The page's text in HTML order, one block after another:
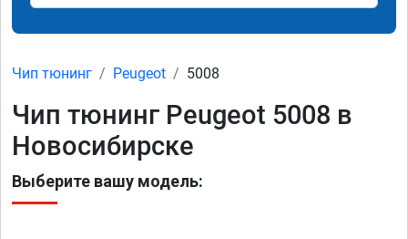
Чип тюнинг Peugeot 5008
Чип тюнинг Peugeot 5008 в
Новосибирске
Выберите вашу модель: